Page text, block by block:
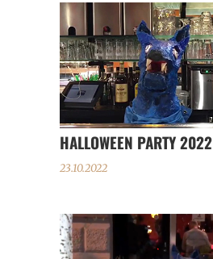
HALLOWEEN PARTY 2022
23.10.2022